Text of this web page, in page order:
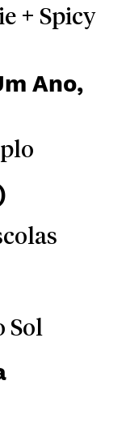
+ Spicy
Ano,
Sol